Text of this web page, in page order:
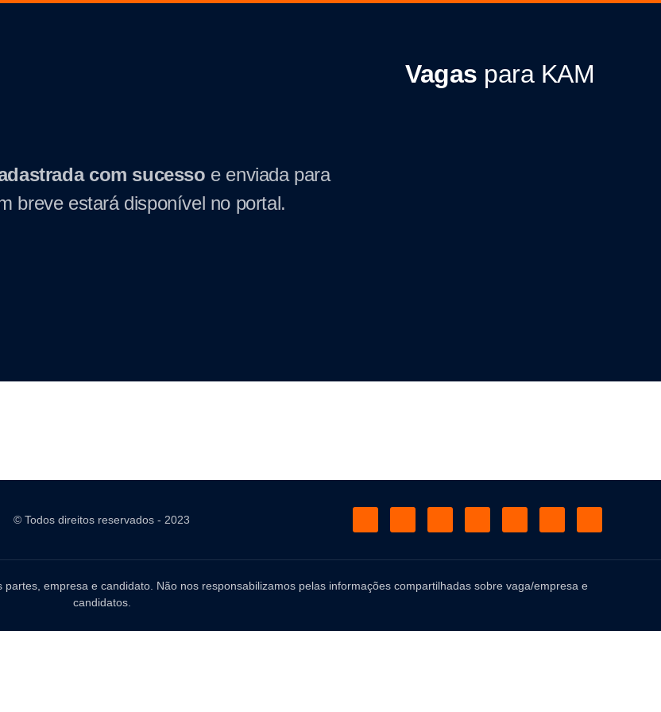
Vagas para KAM
com sucesso e enviada para
breve estará disponível no portal.
© Todos direitos reservados - 2023
empresa e candidato. Não nos responsabilizamos pelas informações compartilhadas sobre vaga/empresa e
candidatos.